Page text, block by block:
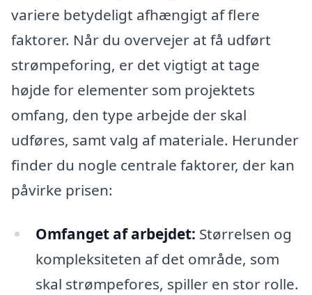
variere betydeligt afhængigt af flere
faktorer. Når du overvejer at få udført
strømpeforing, er det vigtigt at tage
højde for elementer som projektets
omfang, den type arbejde der skal
udføres, samt valg af materiale. Herunder
finder du nogle centrale faktorer, der kan
påvirke prisen:
Omfanget af arbejdet: Størrelsen og
kompleksiteten af det område, som
skal strømpefores, spiller en stor rolle.